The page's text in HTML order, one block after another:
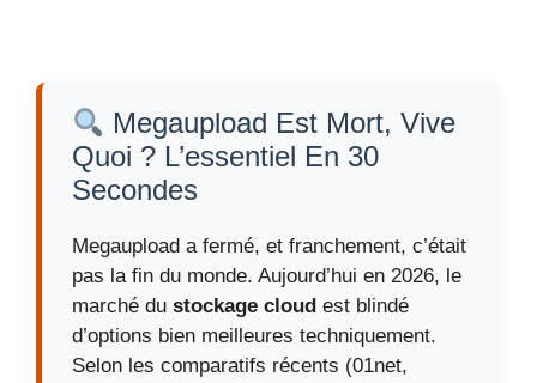
Megaupload Est Mort, Vive
Quoi ? L’essentiel En 30
Secondes
Megaupload a fermé, et franchement, c’était
pas la fin du monde. Aujourd’hui en 2026, le
marché du stockage cloud est blindé
d’options bien meilleures techniquement.
Selon les comparatifs récents (01net,